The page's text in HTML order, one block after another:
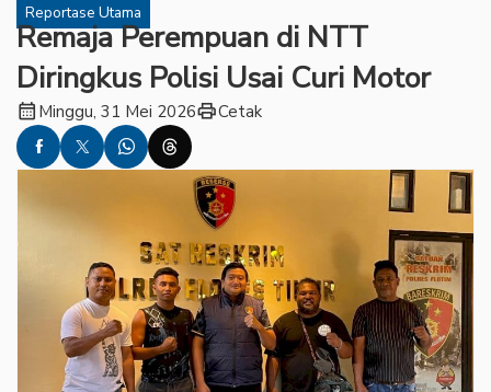
Reportase Utama
Remaja Perempuan di NTT
Diringkus Polisi Usai Curi Motor
calendar_month Minggu, 31 Mei 2026printCetak